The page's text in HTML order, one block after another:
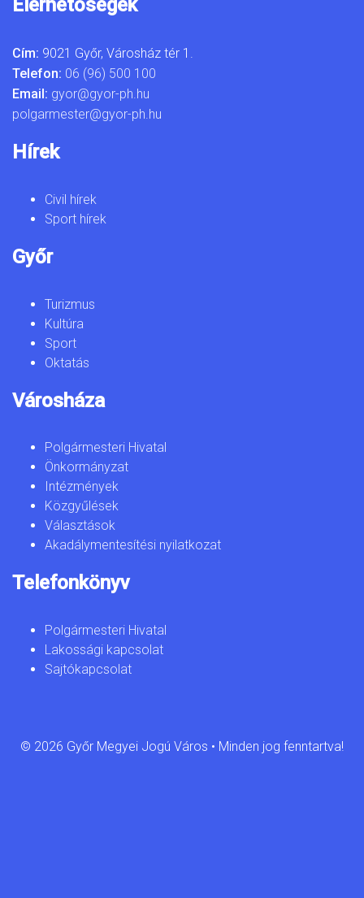
Elérhetőségek
Cím: 9021 Győr, Városház tér 1.
Telefon: 06 (96) 500 100
Email: gyor@gyor-ph.hu
polgarmester@gyor-ph.hu
Hírek
Civil hírek
Sport hírek
Győr
Turizmus
Kultúra
Sport
Oktatás
Városháza
Polgármesteri Hivatal
Önkormányzat
Intézmények
Közgyűlések
Választások
Akadálymentesítési nyilatkozat
Telefonkönyv
Polgármesteri Hivatal
Lakossági kapcsolat
Sajtókapcsolat
© 2026 Győr Megyei Jogú Város • Minden jog fenntartva!